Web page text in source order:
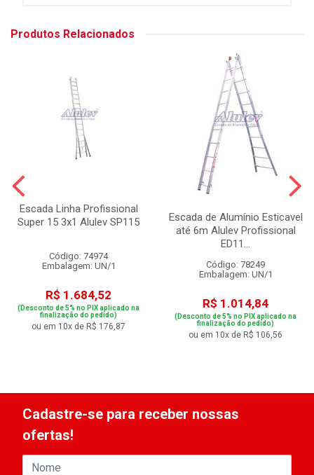
Produtos Relacionados
Escada Linha Profissional
Super 15 3x1 Alulev SP115
Código: 74974
Embalagem: UN/1
R$ 1.684,52
(Desconto de 5% no PIX aplicado na
finalização do pedido)
ou em 10x de R$ 176,87
Escada de Alumínio Esticavel
até 6m Alulev Profissional
ED11...
Código: 78249
Embalagem: UN/1
R$ 1.014,84
(Desconto de 5% no PIX aplicado na
finalização do pedido)
ou em 10x de R$ 106,56
Cadastre-se para receber nossas
ofertas!